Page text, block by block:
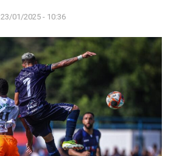
23/01/2025 - 10:36